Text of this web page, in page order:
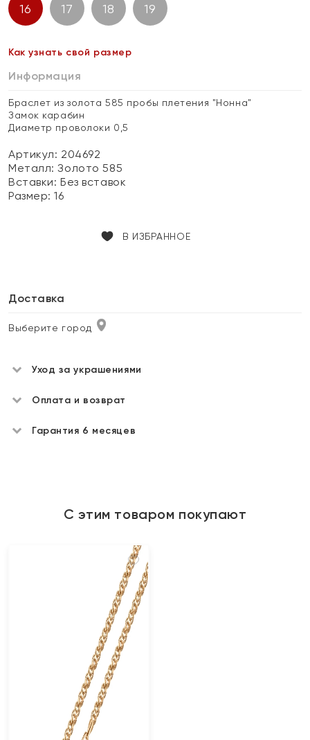
16 17 18 19
Как узнать свой размер
Информация
Браслет из золота 585 пробы плетения "Нонна"
Замок карабин
Диаметр проволоки 0,5
Артикул: 204692
Металл:Золото 585
Вставки:Без вставок
Размер:16
В ИЗБРАННОЕ
Доставка
Выберите город
Уход за украшениями
Оплата и возврат
Гарантия 6 месяцев
С этим товаром покупают